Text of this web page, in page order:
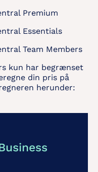
Premium
Essentials
Team Members
kun har begrænset
din pris på
herunder: